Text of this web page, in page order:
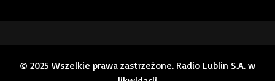
© 2025 Wszelkie prawa zastrzeżone. Radio Lublin S.A. w